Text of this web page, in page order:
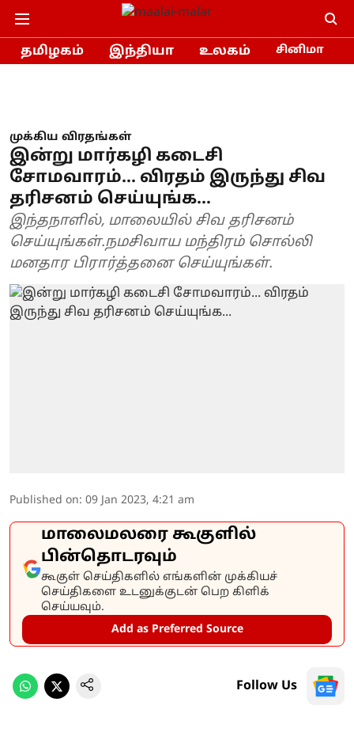
தமிழகம் இந்தியா உலகம் சினிமா
முக்கிய விரதங்கள்
இன்று மார்கழி கடைசி
சோமவாரம்... விரதம் இருந்து சிவ
தரிசனம் செய்யுங்க...
இந்தநாளில், மாலையில் சிவ தரிசனம்
செய்யுங்கள்.நமசிவாய மந்திரம் சொல்லி
மனதார பிரார்த்தனை செய்யுங்கள்.
Published on: 09 Jan 2023, 4:21 am
மாலைமலரை கூகுளில்
பின்தொடரவும்
கூகுள் செய்திகளில் எங்களின் முக்கியச்
செய்திகளை உடனுக்குடன் பெற கிளிக்
செய்யவும்.
Add as Preferred Source
Follow Us